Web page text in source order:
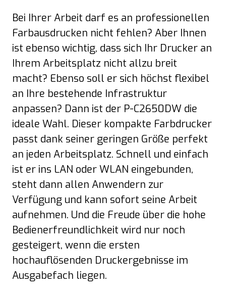
Bei Ihrer Arbeit darf es an professionellen
Farbausdrucken nicht fehlen? Aber Ihnen
ist ebenso wichtig, dass sich Ihr Drucker an
Ihrem Arbeitsplatz nicht allzu breit
macht? Ebenso soll er sich höchst flexibel
an Ihre bestehende Infrastruktur
anpassen? Dann ist der P-C2650DW die
ideale Wahl. Dieser kompakte Farbdrucker
passt dank seiner geringen Größe perfekt
an jeden Arbeitsplatz. Schnell und einfach
ist er ins LAN oder WLAN eingebunden,
steht dann allen Anwendern zur
Verfügung und kann sofort seine Arbeit
aufnehmen. Und die Freude über die hohe
Bedienerfreundlichkeit wird nur noch
gesteigert, wenn die ersten
hochauflösenden Druckergebnisse im
Ausgabefach liegen.